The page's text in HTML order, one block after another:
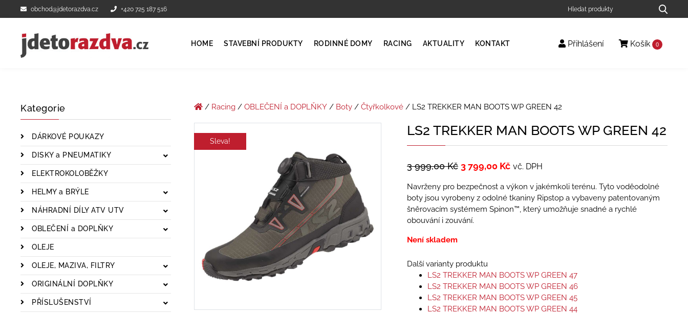
obchod@jdetorazdva.cz +420 725 187 516
HOME STAVEBNÍ PRODUKTY RODINNÉ DOMY RACING AKTUALITY KONTAKT Přihlášení Košík 0
Kategorie
DÁRKOVÉ POUKAZY
DISKY a PNEUMATIKY
ELEKTROKOLOBĚŽKY
HELMY a BRÝLE
NÁHRADNÍ DÍLY ATV UTV
OBLEČENÍ a DOPLŇKY
OLEJE
OLEJE, MAZIVA, FILTRY
ORIGINÁLNÍ DOPLŇKY
PŘÍSLUŠENSTVÍ
/ Racing/ OBLEČENÍ a DOPLŇKY/ Boty/ Čtyřkolkové/ LS2 TREKKER MAN BOOTS WP GREEN 42
Sleva!
LS2 TREKKER MAN BOOTS WP GREEN 42
3 999,00Kč 3 799,00 Kč vč. DPH
Navrženy pro bezpečnost a výkon v jakémkoli terénu. Tyto voděodolné
boty jsou vyrobeny z odolné tkaniny Ripstop a vybaveny patentovaným
šněrovacím systémem Spinon™, který umožňuje snadné a rychlé
obouvání i zouvání.
Není skladem
Další varianty produktu
LS2 TREKKER MAN BOOTS WP GREEN 47
LS2 TREKKER MAN BOOTS WP GREEN 46
LS2 TREKKER MAN BOOTS WP GREEN 45
LS2 TREKKER MAN BOOTS WP GREEN 44